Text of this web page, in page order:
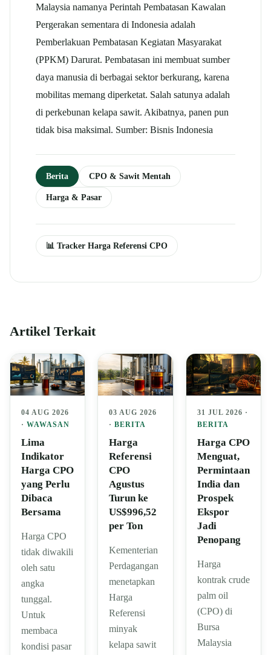
Malaysia namanya Perintah Pembatasan Kawalan
Pergerakan sementara di Indonesia adalah
Pemberlakuan Pembatasan Kegiatan Masyarakat
(PPKM) Darurat. Pembatasan ini membuat sumber
daya manusia di berbagai sektor berkurang, karena
mobilitas memang diperketat. Salah satunya adalah
di perkebunan kelapa sawit. Akibatnya, panen pun
tidak bisa maksimal. Sumber: Bisnis Indonesia
Berita CPO & Sawit Mentah
Harga & Pasar
📊 Tracker Harga Referensi CPO
Artikel Terkait
04 AUG 2026
· WAWASAN
Lima
Indikator
Harga CPO
yang Perlu
Dibaca
Bersama
Harga CPO
tidak diwakili
oleh satu
angka
tunggal.
Untuk
membaca
kondisi pasar
03 AUG 2026
·BERITA
Harga
Referensi
CPO
Agustus
Turun ke
US$996,52
per Ton
Kementerian
Perdagangan
menetapkan
Harga
Referensi
minyak
kelapa sawit
31 JUL 2026 ·
BERITA
Harga CPO
Menguat,
Permintaan
India dan
Prospek
Ekspor
Jadi
Penopang
Harga
kontrak crude
palm oil
(CPO) di
Bursa
Malaysia